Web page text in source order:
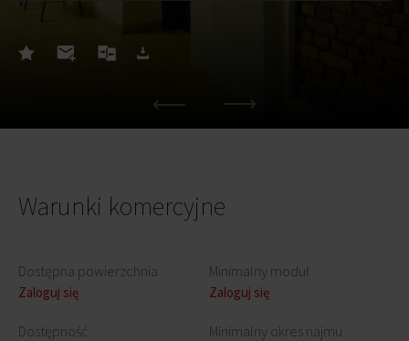
Warunki komercyjne
Dostępna powierzchnia
Zaloguj się
Dostępność
Minimalny moduł
Zaloguj się
Minimalny okres najmu